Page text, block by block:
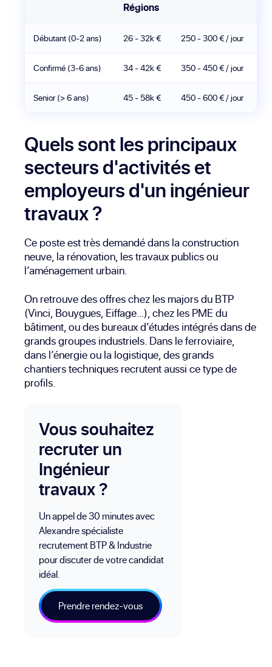
Régions
Débutant (0-2 ans) 26 - 32k € 250 - 300 € / jour
Confirmé (3-6 ans) 34 - 42k € 350 - 450 € / jour
Senior (> 6 ans) 45 - 58k € 450 - 600 € / jour
Quels sont les principaux
secteurs d'activités et
employeurs d'un ingénieur
travaux ?
Ce poste est très demandé dans la construction
neuve, la rénovation, les travaux publics ou
l’aménagement urbain.
On retrouve des offres chez les majors du BTP
(Vinci, Bouygues, Eiffage…), chez les PME du
bâtiment, ou des bureaux d’études intégrés dans de
grands groupes industriels. Dans le ferroviaire,
dans l’énergie ou la logistique, des grands
chantiers techniques recrutent aussi ce type de
profils.
Vous souhaitez
recruter un
Ingénieur
travaux ?
Un appel de 30 minutes avec
Alexandre spécialiste
recrutement BTP & Industrie
pour discuter de votre candidat
idéal.
Prendre rendez-vous